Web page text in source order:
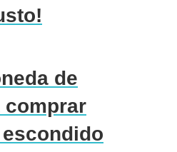
de
comprar